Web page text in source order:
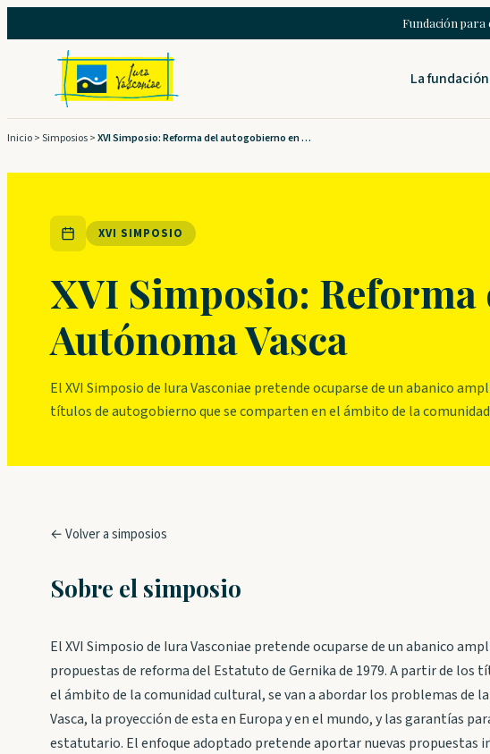
al
contenido
Fundación para
La fundación
Inicio>Simposios> XVI Simposio: Reforma del autogobierno en la Comunidad Autónoma Vasca
XVI SIMPOSIO
XVI Simposio:
Autónoma Vasca
El XVI Simposio de Iura Vasconiae pretende ocuparse de un abanico
títulos de autogobierno que se comparten en el ámbito de la
← Volver a simposios
Sobre el simposio
El XVI Simposio de Iura Vasconiae pretende ocuparse de un abanico
propuestas de reforma del Estatuto de Gernika de 1979. A partir de los
el ámbito de la comunidad cultural, se van a abordar los problemas de
Vasca, la proyección de esta en Europa y en el mundo, y las garantías
estatutario. El enfoque adoptado pretende aportar nuevas propuestas